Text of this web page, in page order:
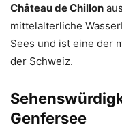
Château de Chillon
mittelalterliche
Sees und ist eine der
der Schweiz.
Genfersee